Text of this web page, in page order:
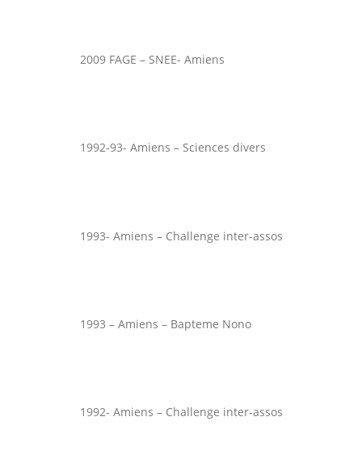
2009 FAGE – SNEE- Amiens
1992-93- Amiens – Sciences divers
1993- Amiens – Challenge inter-assos
1993 – Amiens – Bapteme Nono
1992- Amiens – Challenge inter-assos